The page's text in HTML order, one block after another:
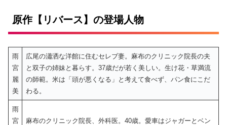
原作【リバース】の登場人物
雨
宮
麗
美
広尾の瀟洒な洋館に住むセレブ妻。麻布のクリニック院長の夫
と双子の姉妹と暮らす。37歳だが若く美しい。生け花・草満流
の師範。米は「頭が悪くなる」と考えて食べず、パン食にこだ
わる。
雨
宮
麻布のクリニック院長、外科医。40歳。愛車はジャガーとベン